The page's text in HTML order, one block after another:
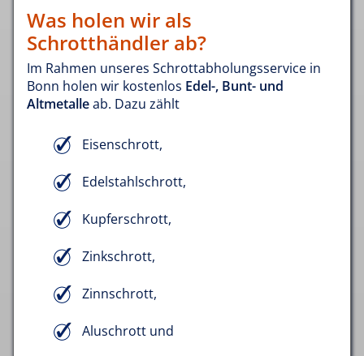
Was holen wir als
Schrotthändler ab?
Im Rahmen unseres Schrottabholungsservice in
Bonn holen wir kostenlos Edel-, Bunt- und
Altmetalleab. Dazu zählt
Eisenschrott,
Edelstahlschrott,
Kupferschrott,
Zinkschrott,
Zinnschrott,
Aluschrott und